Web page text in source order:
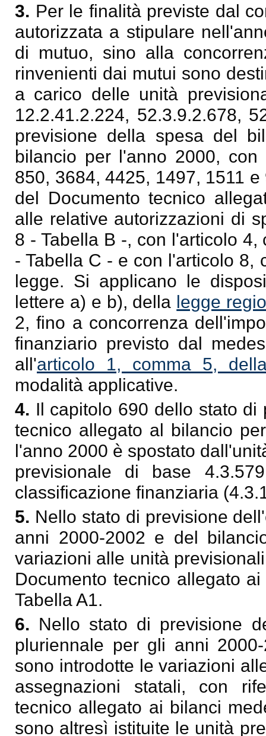
3. Per le finalità previste dal
autorizzata a stipulare
di mutuo, sino alla
rinvenienti dai mutui sono
a carico delle unità
12.2.41.2.224, 52.3.9.2.678,
previsione della spesa del
bilancio per l'anno 2000, con
850, 3684, 4425, 1497, 1511
del Documento tecnico
alle relative autorizzazioni di
8 - Tabella B -, con l'articolo
- Tabella C - e con l'articolo 8,
legge. Si applicano le
lettere a) e b), della legge
2, fino a concorrenza
finanziario previsto dal
all'articolo 1, comma 5,
modalità applicative.
4. Il capitolo 690 dello stato
tecnico allegato al bilancio
l'anno 2000 è spostato
previsionale di base
classificazione finanziaria
5. Nello stato di previsione
anni 2000-2002 e del
variazioni alle unità
Documento tecnico allegato
Tabella A1.
6. Nello stato di previsione
pluriennale per gli anni
sono introdotte le variazioni
assegnazioni statali, con
tecnico allegato ai bilanci
sono altresì istituite le unità